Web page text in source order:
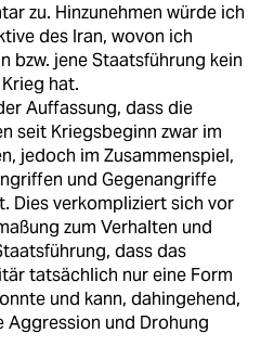
zu. Hinzunehmen würde ich
des Iran, wovon ich
bzw. jene Staatsführung kein
hat.
Auffassung, dass die
seit Kriegsbeginn zwar im
jedoch im Zusammenspiel,
und Gegenangriffe
Dies verkompliziert sich vor
zum Verhalten und
dass das
tatsächlich nur eine Form
und kann, dahingehend,
und Drohung